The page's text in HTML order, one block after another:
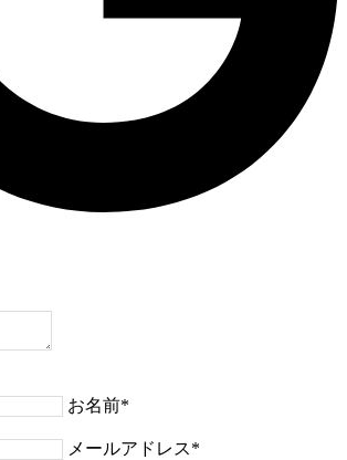
お名前*
メールアドレス*